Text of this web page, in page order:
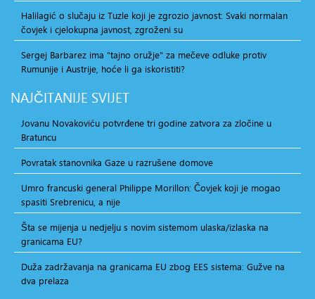
Halilagić o slučaju iz Tuzle koji je zgrozio javnost: Svaki normalan
čovjek i cjelokupna javnost, zgroženi su
Sergej Barbarez ima "tajno oružje" za mečeve odluke protiv
Rumunije i Austrije, hoće li ga iskoristiti?
NAJČITANIJE SVIJET
Jovanu Novakoviću potvrđene tri godine zatvora za zločine u
Bratuncu
Povratak stanovnika Gaze u razrušene domove
Umro francuski general Philippe Morillon: Čovjek koji je mogao
spasiti Srebrenicu, a nije
Šta se mijenja u nedjelju s novim sistemom ulaska/izlaska na
granicama EU?
Duža zadržavanja na granicama EU zbog EES sistema: Gužve na
dva prelaza